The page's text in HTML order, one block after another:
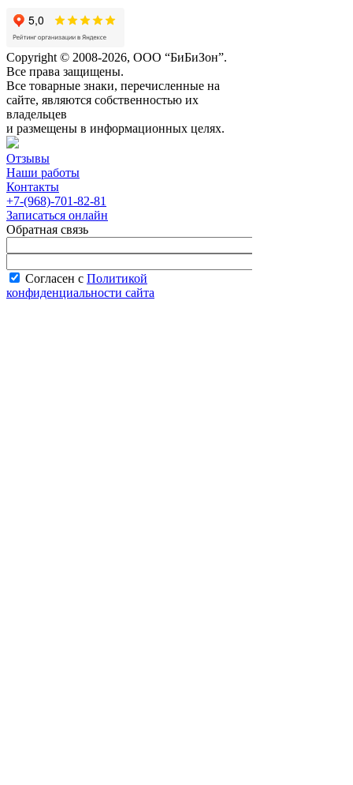
Copyright © 2008-2026, ООО “БиБиЗон”.
Все права защищены.
Все товарные знаки, перечисленные на
сайте, являются собственностью их
владельцев
и размещены в информационных целях.
Отзывы
Наши работы
Контакты
+7-(968)-701-82-81
Записаться онлайн
Обратная связь
Согласен с Политикой
конфиденциальности сайта